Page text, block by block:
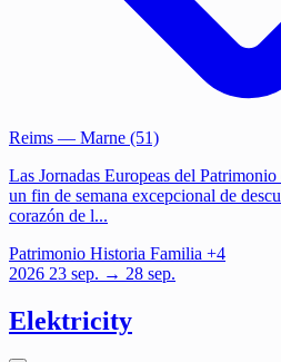
Reims — Marne (51)
Las Jornadas Europeas del
un fin de semana excepcional de
corazón de l...
Patrimonio Historia Familia +4
2026 23 sep. → 28 sep.
Elektricity